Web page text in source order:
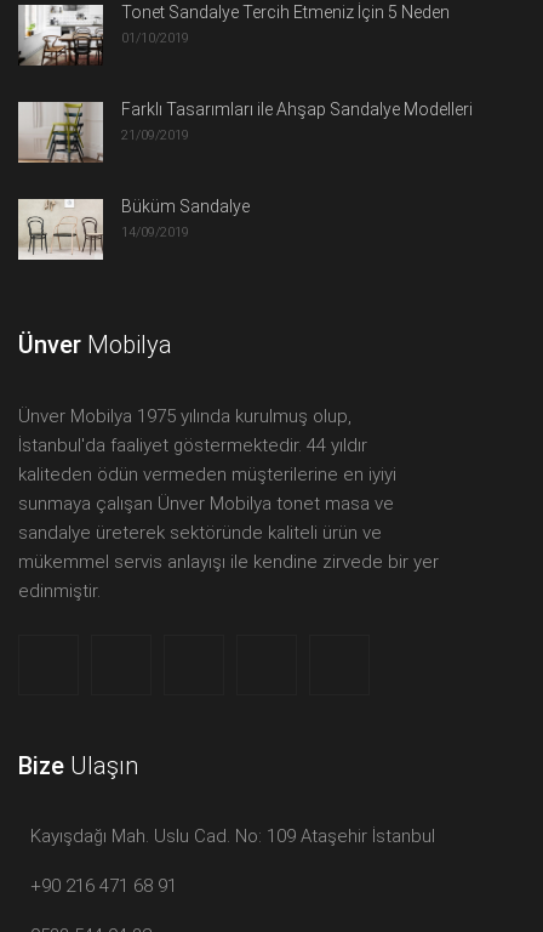
Tonet Sandalye Tercih Etmeniz İçin 5 Neden
01/10/2019
Farklı Tasarımları ile Ahşap Sandalye Modelleri
21/09/2019
Büküm Sandalye
14/09/2019
Ünver Mobilya
Ünver Mobilya 1975 yılında kurulmuş olup,
İstanbul'da faaliyet göstermektedir. 44 yıldır
kaliteden ödün vermeden müşterilerine en iyiyi
sunmaya çalışan Ünver Mobilya tonet masa ve
sandalye üreterek sektöründe kaliteli ürün ve
mükemmel servis anlayışı ile kendine zirvede bir yer
edinmiştir.
Bize Ulaşın
Kayışdağı Mah. Uslu Cad. No: 109 Ataşehir İstanbul
+90 216 471 68 91